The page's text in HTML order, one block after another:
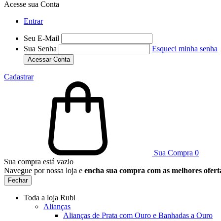
Acesse sua Conta
Entrar
Seu E-Mail
Sua Senha
Esqueci minha senha
Acessar Conta
Cadastrar
Sua Compra 0
Sua compra está vazio
Navegue por nossa loja e encha sua compra com as melhores
Fechar
Toda a loja Rubi
Alianças
Alianças de Prata com Ouro e Banhadas a Ouro